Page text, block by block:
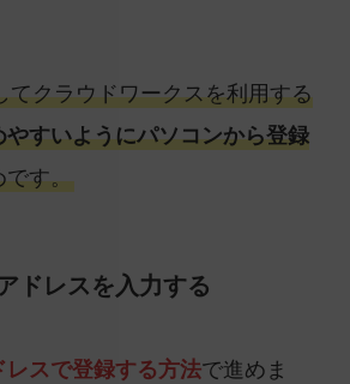
てクラウドワークスを利用する
やすいようにパソコンから登録
です。
ドレスを入力する
レスで登録する方法で進めま